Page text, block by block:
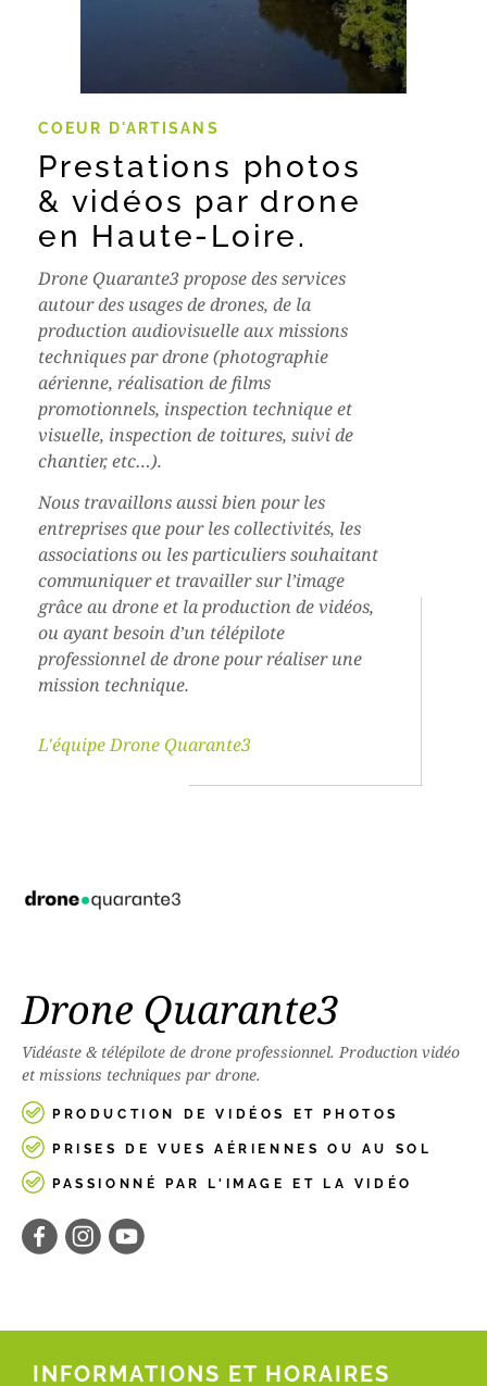
COEUR D'ARTISANS
Prestations photos
& vidéos par drone
en Haute-Loire.
Drone Quarante3 propose des services
autour des usages de drones, de la
production audiovisuelle aux missions
techniques par drone (photographie
aérienne, réalisation de films
promotionnels, inspection technique et
visuelle, inspection de toitures, suivi de
chantier, etc…).
Nous travaillons aussi bien pour les
entreprises que pour les collectivités, les
associations ou les particuliers souhaitant
communiquer et travailler sur l’image
grâce au drone et la production de vidéos,
ou ayant besoin d’un télépilote
professionnel de drone pour réaliser une
mission technique.
L'équipe Drone Quarante3
Drone Quarante3
Vidéaste & télépilote de drone professionnel. Production vidéo
et missions techniques par drone.
PRODUCTION DE VIDÉOS ET PHOTOS
PRISES DE VUES AÉRIENNES OU AU SOL
PASSIONNÉ PAR L'IMAGE ET LA VIDÉO
INFORMATIONS ET HORAIRES